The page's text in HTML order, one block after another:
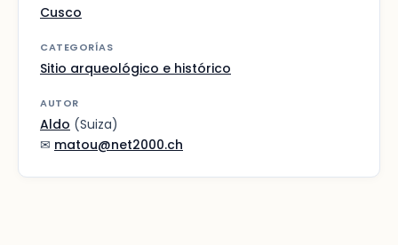
Cusco
CATEGORÍAS
Sitio arqueológico e histórico
AUTOR
Aldo (Suiza)
✉ matou@net2000.ch